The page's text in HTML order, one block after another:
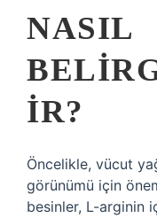
NASIL
IR?
Öncelikle, vücut
görünümü için
besinler, L-arginin